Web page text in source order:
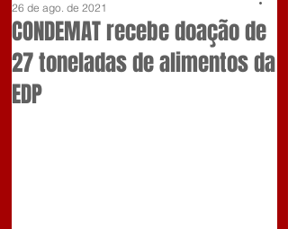
CONDEMAT recebe doação de
27 toneladas de alimentos da
EDP
26 de ago. de 2021